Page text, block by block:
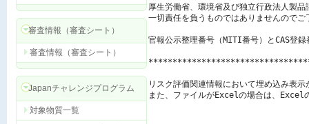
審査情報（審査シート）
審査情報（審査シート）
Japanチャレンジプログラム
対象物質一覧
厚生労働省、環境省及び独立行政法人製
一切責任を負うものではありませんのでご
官報公示整理番号（MITI番号）とCAS登
リスク評価関連情報において埋め込み表
また、ファイルがExcelの場合は、Excel